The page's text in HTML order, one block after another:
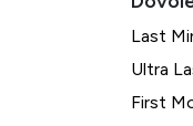
Last
Ultra
First